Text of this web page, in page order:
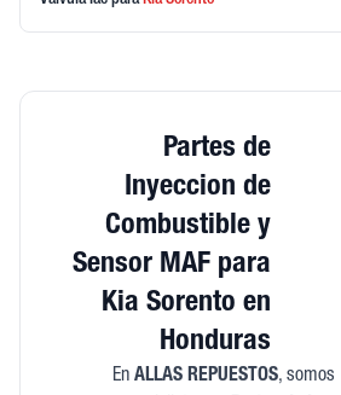
Partes de
Inyeccion de
Combustible y
Sensor MAF para
Kia Sorento en
Honduras
En ALLAS REPUESTOS, somos